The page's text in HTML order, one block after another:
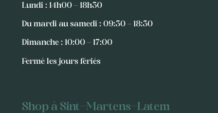
Lundi : 14h00 – 18h30
Du mardi au samedi : 09:30 – 18:30
Dimanche : 10:00 – 17:00
Fermé les jours fériés
Shop à Sint-Martens-Latem